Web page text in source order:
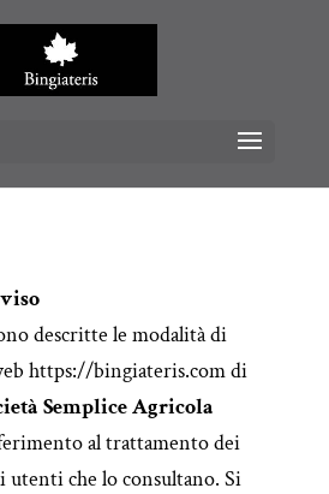
descritte le modalità di
https://bingiateris.com di
Semplice Agricola
al trattamento dei
utenti che lo consultano. Si